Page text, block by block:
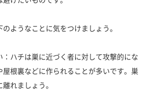
ようなことに気をつけましょう。
ハチは巣に近づく者に対して攻撃的にな
屋根裏などに作られることが多いです。巣
れましょう。